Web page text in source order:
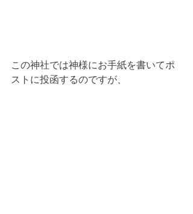
この神社では神様にお手紙を書いてポ
ストに投函するのですが、